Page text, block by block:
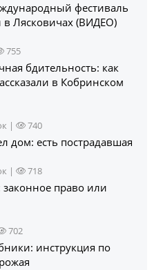
фестиваль
в Лясковичах (ВИДЕО)
755
бдительность: как
в Кобринском
| 740
дом: есть пострадавшая
| 718
право или
702
инструкция по